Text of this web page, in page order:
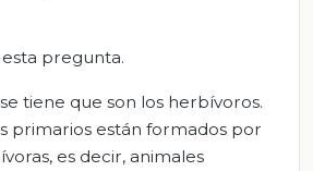
pregunta.
tiene que son los herbívoros.
primarios están formados por
es decir, animales